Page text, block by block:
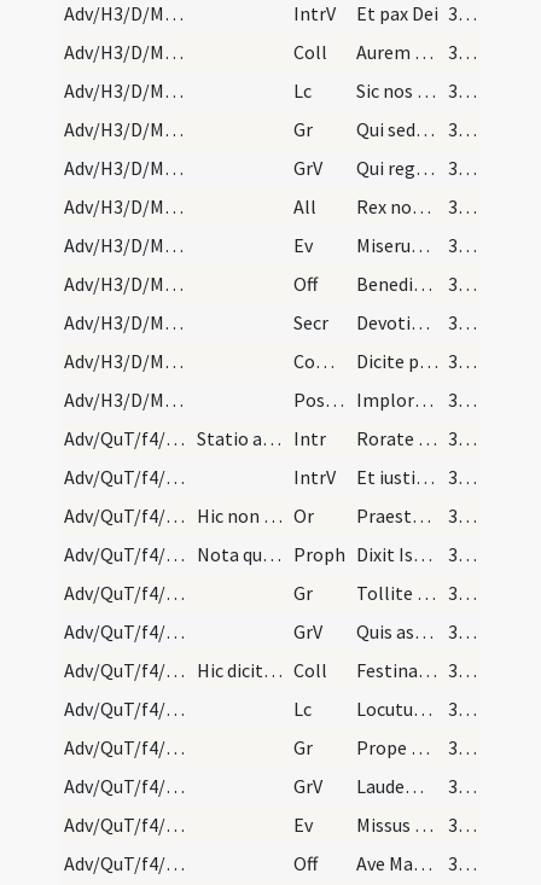
Adv/H3/D/M2/Mass Propers
IntrV Et pax Dei
30 (3v)
Adv/H3/D/M2/Mass Propers
Coll Aurem tuam quaesumus Domine precibus nostris accommoda
30 (3v)
Adv/H3/D/M2/Mass Propers
Lc Sic nos existimet homo
30 (3v)
Adv/H3/D/M2/Mass Propers
Gr Qui sedes Domine super Cherubim
30 (3v)
Adv/H3/D/M2/Mass Propers
GrV Qui regis Israel intende
30 (3v)
Adv/H3/D/M2/Mass Propers
All Rex noster adveniet
30 (3v)
Adv/H3/D/M2/Mass Propers
Ev Miserunt Iudaei ab Hierosolymis sacerdotes et levitas
31 (4r)
Adv/H3/D/M2/Mass Propers
Off Benedixisti Domine terram tuam
31 (4r)
Adv/H3/D/M2/Mass Propers
Secr Devotionis nostrae
31 (4r)
Adv/H3/D/M2/Mass Propers
Comm Dicite pusillanimes confortamini
31 (4r)
Adv/H3/D/M2/Mass Propers
Postcomm Imploramus Domine clementiam tuam
31 (4r)
Adv/QuT/f4/M2/Mass Propers
Statio ad sanctam Mariam maiorem Intr Rorate caeli desuper
31 (4r)
Adv/QuT/f4/M2/Mass Propers
IntrV Et iustitia oriatur simul
31 (4r)
Adv/QuT/f4/M2/Mass Propers
Hic non dicitur Dominus vobiscum sed tantum Oremu… Or Praesta quaesumus omnipotens Deus ut redemptionis nostrae
31 (4r)
Adv/QuT/f4/M2/Mass Propers
Nota quod prophetiae leguntur cum titulis istis q… Proph Dixit Isaias ... Erit in novissimis diebus praeparatus mons domus Domini
31 (4r)
Adv/QuT/f4/M2/Mass Propers/1
Gr Tollite portas
32 (4v)
Adv/QuT/f4/M2/Mass Propers/1
GrV Quis ascendet in montem Domini
32 (4v)
Adv/QuT/f4/M2/Mass Propers
Hic dicitur Dominus vobiscum. Oremus. Coll Festina quaesumus Domine ne tardaveris et auxilium ... pietate confidunt.
32 (4v)
Adv/QuT/f4/M2/Mass Propers
Lc Locutus est Dominus ... Pete tibi signum
32 (4v)
Adv/QuT/f4/M2/Mass Propers/2
Gr Prope est Dominus omnibus invocantibus eum
32 (4v)
Adv/QuT/f4/M2/Mass Propers/2
GrV Laudem Domini loquetur os meum
32 (4v)
Adv/QuT/f4/M2/Mass Propers
Ev Missus est angelus Gabriel
32 (4v)
Adv/QuT/f4/M2/Mass Propers
Off Ave Maria gratia plena 32 (4v)